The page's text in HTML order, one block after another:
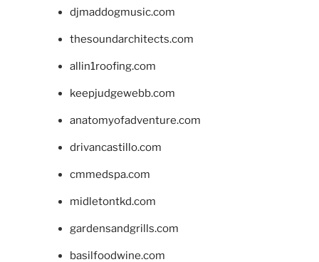
djmaddogmusic.com
thesoundarchitects.com
allin1roofing.com
keepjudgewebb.com
anatomyofadventure.com
drivancastillo.com
cmmedspa.com
midletontkd.com
gardensandgrills.com
basilfoodwine.com